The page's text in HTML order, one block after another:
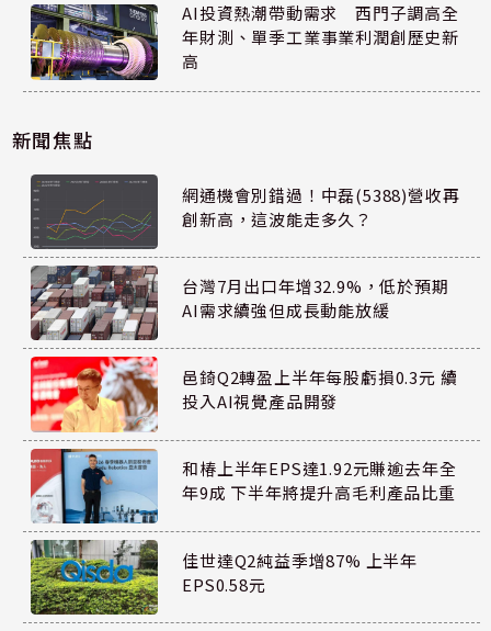
AI投資熱潮帶動需求 西門子調高全
年財測、單季工業事業利潤創歷史新
高
新聞焦點
網通機會別錯過！中磊(5388)營收再
創新高，這波能走多久？
台灣7月出口年增32.9%，低於預期
AI需求續強但成長動能放緩
邑錡Q2轉盈上半年每股虧損0.3元 續
投入AI視覺產品開發
和椿上半年EPS達1.92元賺逾去年全
年9成 下半年將提升高毛利產品比重
佳世達Q2純益季增87% 上半年
EPS0.58元